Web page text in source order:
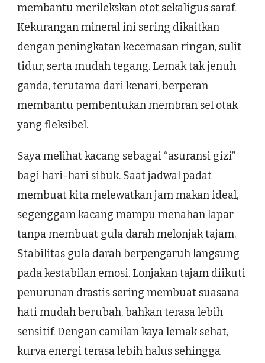
membantu merilekskan otot sekaligus saraf.
Kekurangan mineral ini sering dikaitkan
dengan peningkatan kecemasan ringan, sulit
tidur, serta mudah tegang. Lemak tak jenuh
ganda, terutama dari kenari, berperan
membantu pembentukan membran sel otak
yang fleksibel.
Saya melihat kacang sebagai “asuransi gizi”
bagi hari-hari sibuk. Saat jadwal padat
membuat kita melewatkan jam makan ideal,
segenggam kacang mampu menahan lapar
tanpa membuat gula darah melonjak tajam.
Stabilitas gula darah berpengaruh langsung
pada kestabilan emosi. Lonjakan tajam diikuti
penurunan drastis sering membuat suasana
hati mudah berubah, bahkan terasa lebih
sensitif. Dengan camilan kaya lemak sehat,
kurva energi terasa lebih halus sehingga